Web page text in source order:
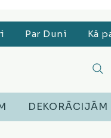
Austiņas
Par Duni Kā
DEKORĀCIJĀM